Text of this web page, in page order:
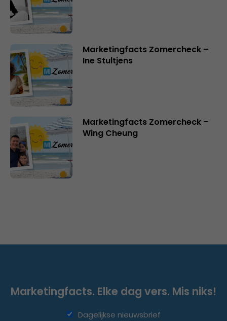
Marketingfacts Zomercheck –
Ine Stultjens
Marketingfacts Zomercheck –
Wing Cheung
Marketingfacts. Elke dag vers. Mis niks!
Dagelijkse nieuwsbrief